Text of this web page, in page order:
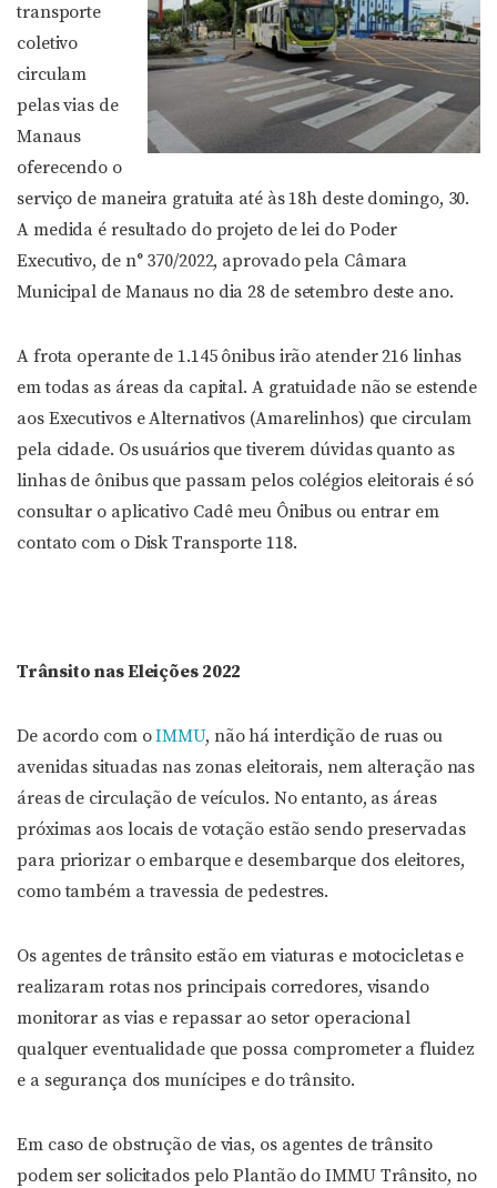
transporte
coletivo
circulam
pelas vias de
Manaus
oferecendo o
serviço de maneira gratuita até às 18h deste domingo, 30.
A medida é resultado do projeto de lei do Poder
Executivo, de n° 370/2022, aprovado pela Câmara
Municipal de Manaus no dia 28 de setembro deste ano.
A frota operante de 1.145 ônibus irão atender 216 linhas
em todas as áreas da capital. A gratuidade não se estende
aos Executivos e Alternativos (Amarelinhos) que circulam
pela cidade. Os usuários que tiverem dúvidas quanto as
linhas de ônibus que passam pelos colégios eleitorais é só
consultar o aplicativo Cadê meu Ônibus ou entrar em
contato com o Disk Transporte 118.
Trânsito nas Eleições 2022
De acordo com oIMMU, não há interdição de ruas ou
avenidas situadas nas zonas eleitorais, nem alteração nas
áreas de circulação de veículos. No entanto, as áreas
próximas aos locais de votação estão sendo preservadas
para priorizar o embarque e desembarque dos eleitores,
como também a travessia de pedestres.
Os agentes de trânsito estão em viaturas e motocicletas e
realizaram rotas nos principais corredores, visando
monitorar as vias e repassar ao setor operacional
qualquer eventualidade que possa comprometer a fluidez
e a segurança dos munícipes e do trânsito.
Em caso de obstrução de vias, os agentes de trânsito
podem ser solicitados pelo Plantão do IMMU Trânsito, no